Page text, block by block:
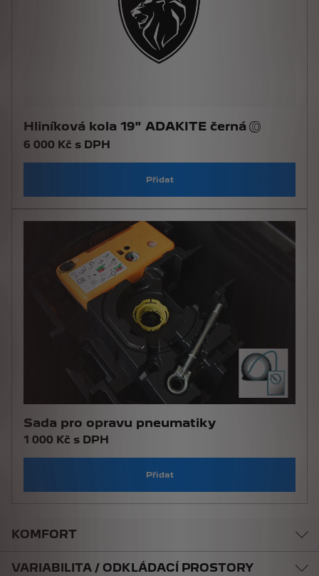
Hliníková kola 19" ADAKITE černá
6 000 Kč s DPH
Přidat
Sada pro opravu pneumatiky
1 000 Kč s DPH
Přidat
KOMFORT
VARIABILITA / ODKLÁDACÍ PROSTORY